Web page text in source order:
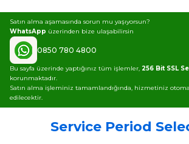
0850 780 4800
Satın alma aşamasında sorun mu yaşıyorsun?
WhatsApp üzerinden bize ulaşabilirsin
Bu sayfa üzerinde yaptığınız tüm işlemler, 256 Bit SSL
korunmaktadır.
Satın alma işleminiz tamamlandığında, hizmetiniz
edilecektir.
Service Period